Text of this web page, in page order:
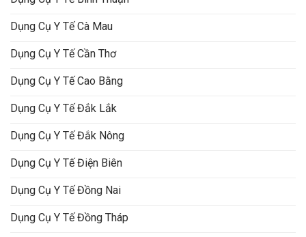
Dụng Cụ Y Tế Cà Mau
Dụng Cụ Y Tế Cần Thơ
Dụng Cụ Y Tế Cao Bằng
Dụng Cụ Y Tế Đắk Lắk
Dụng Cụ Y Tế Đắk Nông
Dụng Cụ Y Tế Điện Biên
Dụng Cụ Y Tế Đồng Nai
Dụng Cụ Y Tế Đồng Tháp